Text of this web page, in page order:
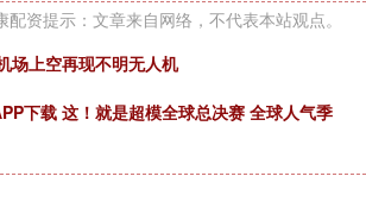
配资提示：文章来自网络，不代表本站观点。
场上空再现不明无人机
下载 这！就是超模全球总决赛 全球人气季